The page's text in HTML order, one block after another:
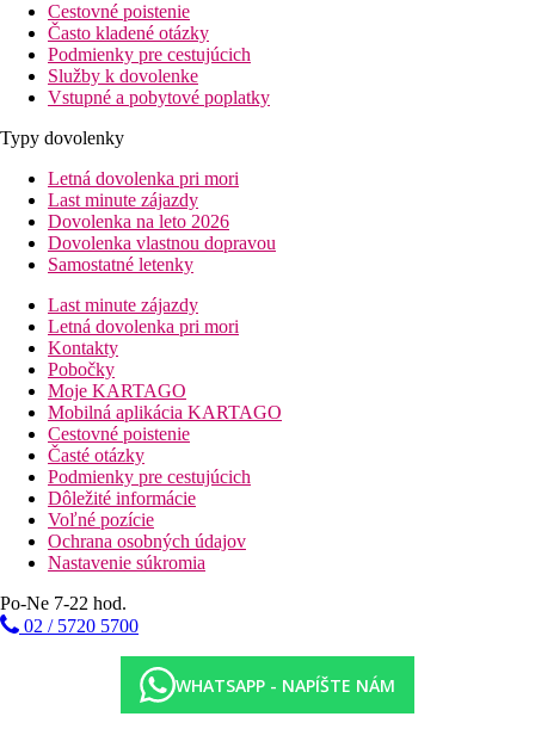
Cestovné poistenie
Často kladené otázky
Podmienky pre cestujúcich
Služby k dovolenke
Vstupné a pobytové poplatky
Typy dovolenky
Letná dovolenka pri mori
Last minute zájazdy
Dovolenka na leto 2026
Dovolenka vlastnou dopravou
Samostatné letenky
Last minute zájazdy
Letná dovolenka pri mori
Kontakty
Pobočky
Moje KARTAGO
Mobilná aplikácia KARTAGO
Cestovné poistenie
Časté otázky
Podmienky pre cestujúcich
Dôležité informácie
Voľné pozície
Ochrana osobných údajov
Nastavenie súkromia
Po-Ne 7-22 hod.
02 / 5720 5700
WHATSAPP - NAPÍŠTE NÁM